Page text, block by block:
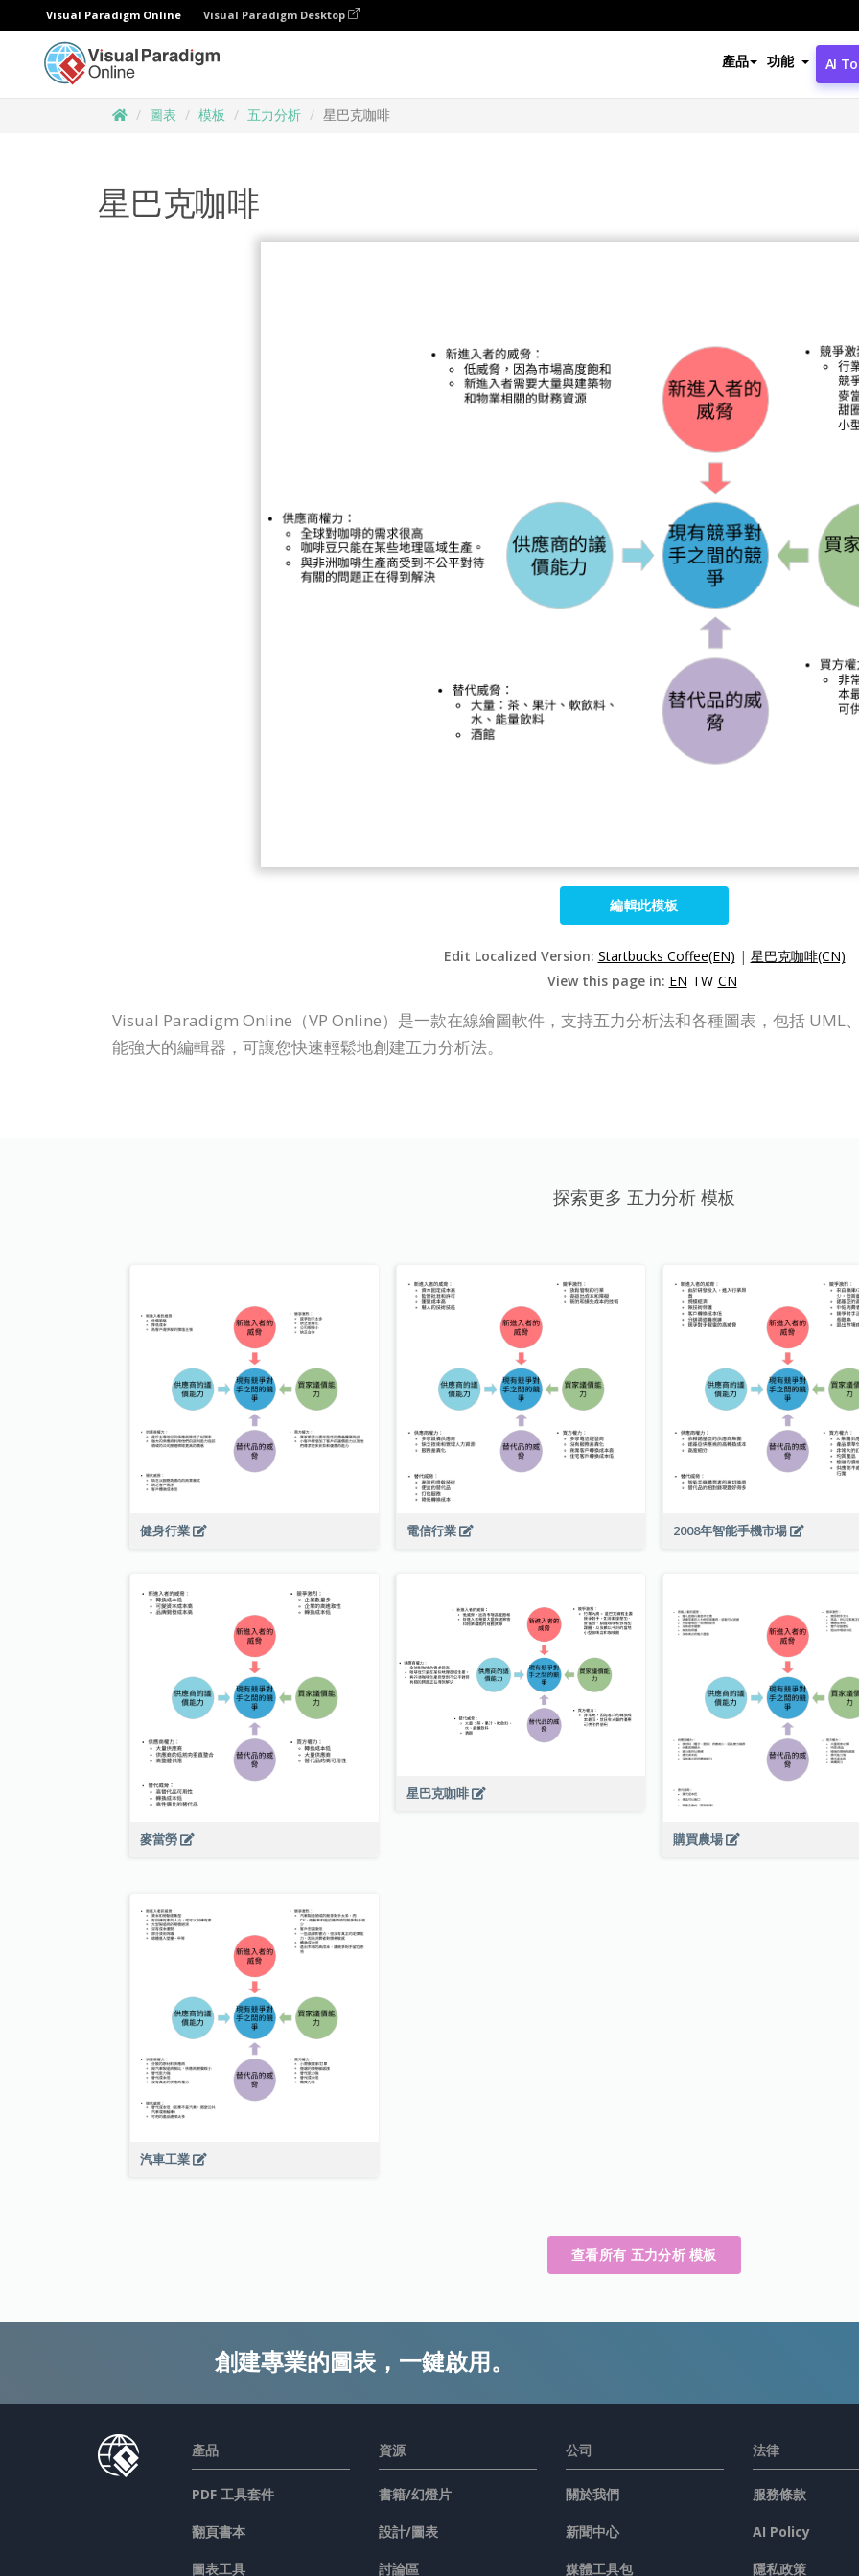
Visual Paradigm Online Visual Paradigm Desktop
產品 功能 AI
圖表 模板 五力分析 星巴克咖啡
星巴克咖啡
編輯此模板
Edit Localized Version: Startbucks Coffee(EN) | 星巴克咖啡(CN)
View this page in: EN TW CN
Visual Paradigm Online（VP Online）是一款在線繪圖軟件，支持五力分析法和各種圖表，包括 UML
能強大的編輯器，可讓您快速輕鬆地創建五力分析法。
探索更多 五力分析 模板
健身行業 電信行業 2008年智能手機市場
麥當勞
星巴克咖啡
購買農場
汽車工業
查看所有 五力分析 模板
創建專業的圖表，一鍵啟用。
產品
PDF 工具套件
翻頁書本
圖表工具
資源
書籍/幻燈片
設計/圖表
討論區
公司
關於我們
新聞中心
媒體工具包
法律
服務條款
AI Policy
隱私政策